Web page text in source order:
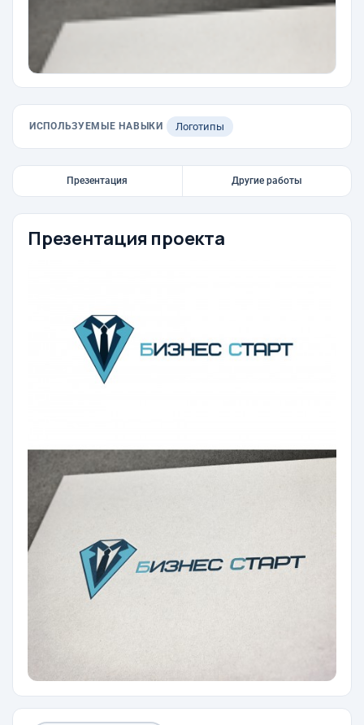
ИСПОЛЬЗУЕМЫЕ НАВЫКИ Логотипы
Презентация Другие работы
Презентация проекта